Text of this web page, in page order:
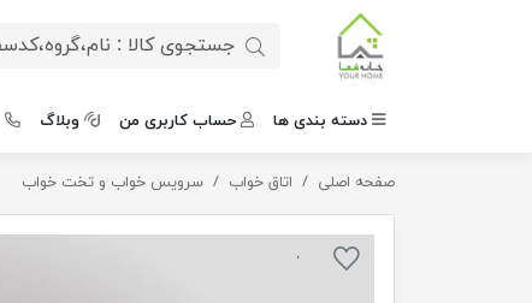
دسته بندی ها حساب کاربری من وبلاگ
صفحه اصلی اتاق خواب سرویس خواب و تخت خوابتخت خواب دو نفره مینیمال